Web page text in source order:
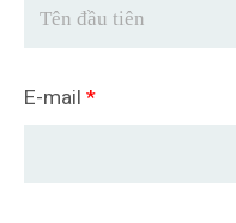
E-mail *